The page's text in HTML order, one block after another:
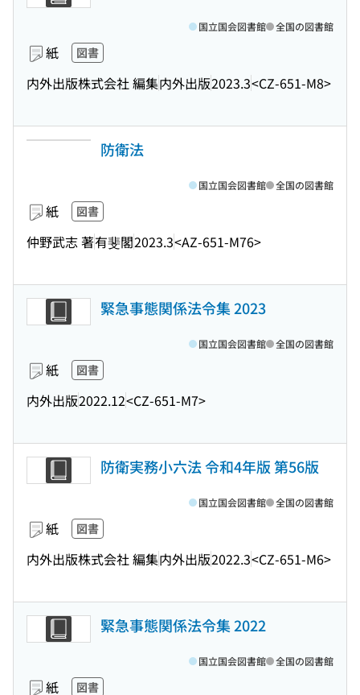
紙 図書
内外出版株式会社 編集内外出版2023.3<CZ-651-M8>
国立国会図書館 全国の図書館
防衛法
紙 図書
仲野武志 著有斐閣2023.3<AZ-651-M76>
国立国会図書館 全国の図書館
緊急事態関係法令集 2023
紙 図書
内外出版2022.12<CZ-651-M7>
国立国会図書館 全国の図書館
防衛実務小六法 令和4年版 第56版
紙 図書
内外出版株式会社 編集内外出版2022.3<CZ-651-M6>
国立国会図書館 全国の図書館
緊急事態関係法令集 2022
紙 図書
国立国会図書館 全国の図書館